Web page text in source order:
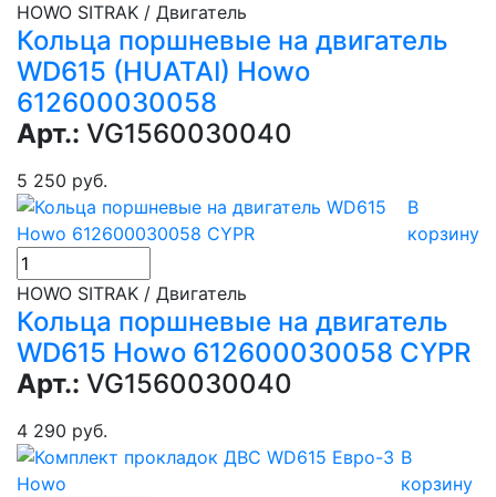
HOWO SITRAK / Двигатель
Кольца поршневые на двигатель
WD615 (HUATAI) Howo
612600030058
Арт.: VG1560030040
5 250 руб.
В
корзину
HOWO SITRAK / Двигатель
Кольца поршневые на двигатель
WD615 Howo 612600030058 CYPR
Арт.: VG1560030040
4 290 руб.
В
корзину